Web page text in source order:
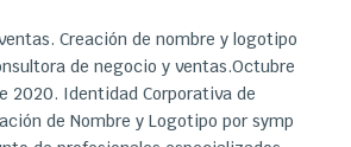
Creación de nombre y logotipo
de negocio y ventas.Octubre
2020. Identidad Corporativa de
de Nombre y Logotipo por symp